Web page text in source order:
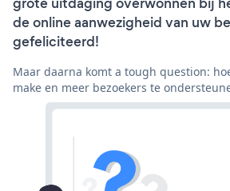
de online aanwezigheid van uw
gefeliciteerd!
Maar daarna komt a tough question:
make en meer bezoekers te